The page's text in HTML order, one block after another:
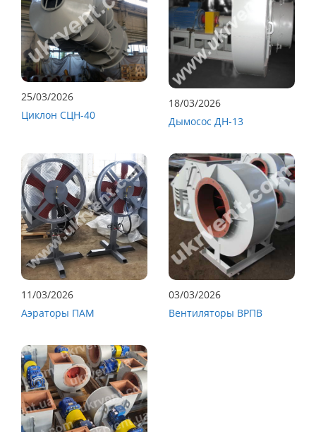
25/03/2026
Циклон СЦН-40
18/03/2026
Дымосос ДН-13
11/03/2026
Аэраторы ПАМ
03/03/2026
Вентиляторы ВРПВ